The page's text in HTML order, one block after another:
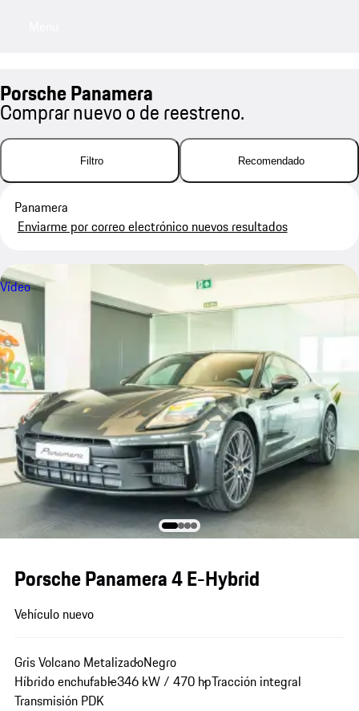
Porsche Panamera
Comprar nuevo o de reestreno.
Filtro Recomendado
Panamera
Enviarme por correo electrónico nuevos resultados
Vídeo
Porsche Panamera 4 E-Hybrid
Vehículo nuevo
Gris Volcano MetalizadoNegro
Híbrido enchufable346 kW / 470 hpTracción integral
Transmisión PDK